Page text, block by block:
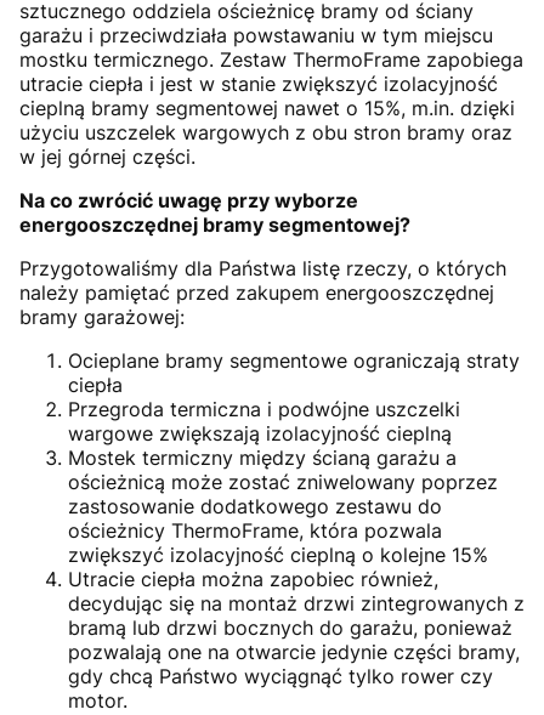
sztucznego oddziela ościeżnicę bramy od ściany
garażu i przeciwdziała powstawaniu w tym miejscu
mostku termicznego. Zestaw ThermoFrame zapobiega
utracie ciepła i jest w stanie zwiększyć izolacyjność
cieplną bramy segmentowej nawet o 15%, m.in. dzięki
użyciu uszczelek wargowych z obu stron bramy oraz
w jej górnej części.
Na co zwrócić uwagę przy wyborze
energooszczędnej bramy segmentowej?
Przygotowaliśmy dla Państwa listę rzeczy, o których
należy pamiętać przed zakupem energooszczędnej
bramy garażowej:
Ocieplane bramy segmentowe ograniczają straty
ciepła
Przegroda termiczna i podwójne uszczelki
wargowe zwiększają izolacyjność cieplną
Mostek termiczny między ścianą garażu a
ościeżnicą może zostać zniwelowany poprzez
zastosowanie dodatkowego zestawu do
ościeżnicy ThermoFrame, która pozwala
zwiększyć izolacyjność cieplną o kolejne 15%
Utracie ciepła można zapobiec również,
decydując się na montaż drzwi zintegrowanych z
bramą lub drzwi bocznych do garażu, ponieważ
pozwalają one na otwarcie jedynie części bramy,
gdy chcą Państwo wyciągnąć tylko rower czy
motor.